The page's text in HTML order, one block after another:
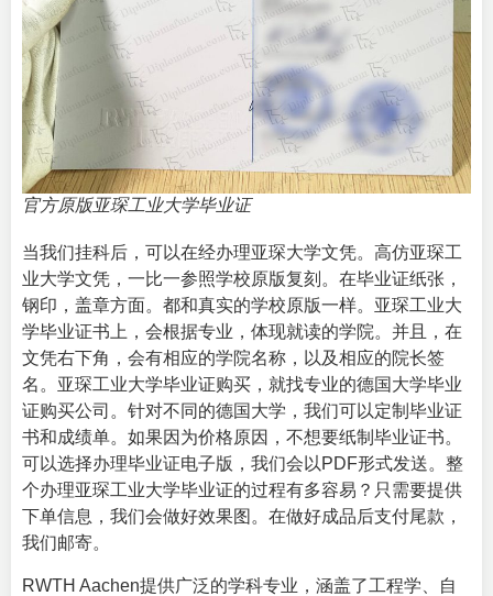
官方原版亚琛工业大学毕业证
当我们挂科后，可以在经办理亚琛大学文凭。高仿亚琛工
业大学文凭，一比一参照学校原版复刻。在毕业证纸张，
钢印，盖章方面。都和真实的学校原版一样。亚琛工业大
学毕业证书上，会根据专业，体现就读的学院。并且，在
文凭右下角，会有相应的学院名称，以及相应的院长签
名。亚琛工业大学毕业证购买，就找专业的德国大学毕业
证购买公司 。针对不同的德国大学，我们可以定制毕业证
书和成绩单。如果因为价格原因，不想要纸制毕业证书。
可以选择办理毕业证电子版，我们会以PDF形式发送。整
个办理亚琛工业大学毕业证的过程有多容易？只需要提供
下单信息，我们会做好效果图。在做好成品后支付尾款，
我们邮寄。
RWTH Aachen提供广泛的学科专业，涵盖了工程学、自